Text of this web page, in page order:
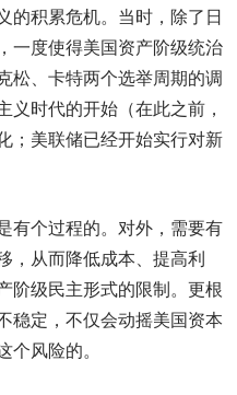
的积累危机。当时，除了日
一度使得美国资产阶级统治
松、卡特两个选举周期的调
时代的开始（在此之前，
；美联储已经开始实行对新
有个过程的。对外，需要有
，从而降低成本、提高利
阶级民主形式的限制。更根
稳定，不仅会动摇美国资本
风险的。